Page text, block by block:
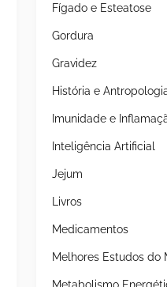
Fígado e Esteatose
Gordura
Gravidez
História e
Imunidade e
Inteligência Artificial
Jejum
Livros
Medicamentos
Melhores Estudos do